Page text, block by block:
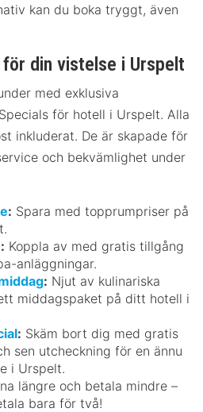
kan du boka tryggt, även
för din vistelse i Urspelt
med exklusiva
för hotell i Urspelt. Alla
inkluderat. De är skapade för
och bekvämlighet under
: Spara med topprumpriser på
: Koppla av med gratis tillgång
anläggningar.
: Njut av kulinariska
middagspaket på ditt hotell i
: Skäm bort dig med gratis
sen utcheckning för en ännu
i Urspelt.
längre och betala mindre –
bara för två!